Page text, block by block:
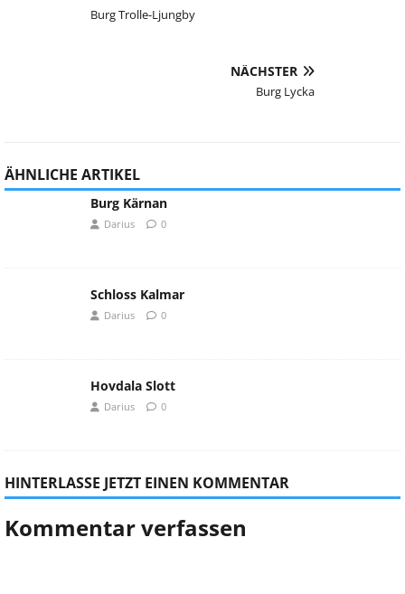
Burg Trolle-Ljungby
NÄCHSTER
Burg Lycka
ÄHNLICHE ARTIKEL
Burg Kärnan
Darius 0
Schloss Kalmar
Darius 0
Hovdala Slott
Darius 0
HINTERLASSE JETZT EINEN KOMMENTAR
Kommentar verfassen